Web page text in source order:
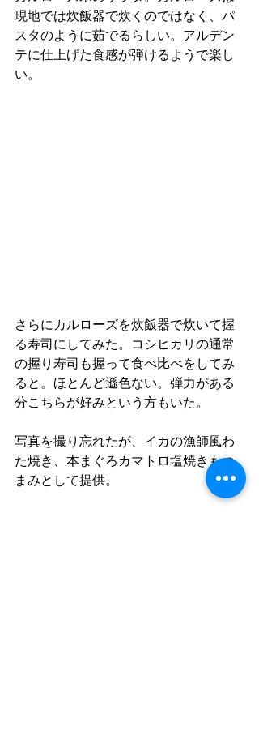
現地では炊飯器で炊くのではなく、パ
スタのように茹でるらしい。アルデン
テに仕上げた食感が弾けるようで楽し
い。
さらにカルローズを炊飯器で炊いて握
る寿司にしてみた。コシヒカリの通常
の握り寿司も握って食べ比べをしてみ
ると。ほとんど遜色ない。弾力がある
分こちらが好みという方もいた。
写真を撮り忘れたが、イカの漁師風わ
た焼き、本まぐろカマトロ塩焼きもつ
まみとして提供。